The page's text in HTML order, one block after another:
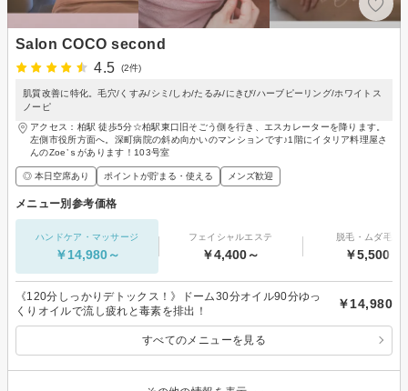
Salon COCO second
4.5
(2件)
肌質改善に特化。毛穴/くすみ/シミ/しわ/たるみ/にきび/ハーブピーリング/ホワイトス
ノーピ
アクセス：柏駅 徒歩5分☆柏駅東口旧そごう側を行き、エスカレーターを降ります。
左側市役所方面へ。深町病院の斜め向かいのマンションです♪1階にイタリア料理屋さ
んのZoe’ｓがあります！103号室
◎ 本日空席あり ポイントが貯まる・使える メンズ歓迎
メニュー別参考価格
ハンドケア・マッサージ
￥14,980～
フェイシャルエステ
￥4,400～
脱毛・ムダ毛処
￥5,500～
《120分しっかりデトックス！》ドーム30分オイル90分ゆっ
くりオイルで流し疲れと毒素を排出！
￥14,980
すべてのメニューを見る